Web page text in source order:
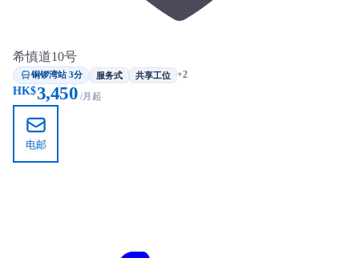
希慎道10号
铜锣湾站 3分 服务式 共享工位 +2
HK$3,450 /月起
电邮